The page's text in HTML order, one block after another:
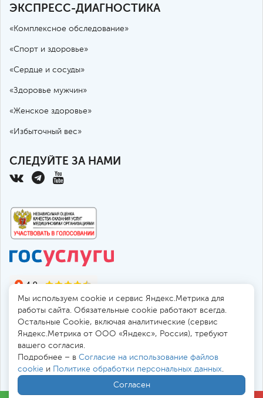
ЭКСПРЕСС-ДИАГНОСТИКА
«Комплексное обследование»
«Спорт и здоровье»
«Сердце и сосуды»
«Здоровье мужчин»
«Женское здоровье»
«Избыточный вес»
СЛЕДУЙТЕ ЗА НАМИ
194017, Россия, Санкт-Петербург, пр. Тореза 72
Безопасная работа черезSSL-соединение
Все ценыв . Мы принимаем к оплате:
Мы используем cookie и сервис Яндекс.Метрика для
работы сайта. Обязательные cookie работают всегда.
Остальные Сookie, включая аналитические (сервис
Яндекс.Метрика от ООО «Яндекс», Россия), требуют
вашего согласия.
Подробнее – в Согласие на использование файлов
cookie и Политике обработки персональных данных.
Согласен